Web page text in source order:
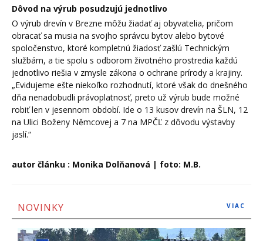
Dôvod na výrub posudzujú jednotlivo
O výrub drevín v Brezne môžu žiadať aj obyvatelia, pričom
obracať sa musia na svojho správcu bytov alebo bytové
spoločenstvo, ktoré kompletnú žiadosť zašlú Technickým
službám, a tie spolu s odborom životného prostredia každú
jednotlivo riešia v zmysle zákona o ochrane prírody a krajiny.
„Evidujeme ešte niekoľko rozhodnutí, ktoré však do dnešného
dňa nenadobudli právoplatnosť, preto už výrub bude možné
robiť len v jesennom období. Ide o 13 kusov drevín na ŠLN, 12
na Ulici Boženy Němcovej a 7 na MPČĽ z dôvodu výstavby
jaslí.“
autor článku : Monika Dolňanová | foto: M.B.
NOVINKY VIAC